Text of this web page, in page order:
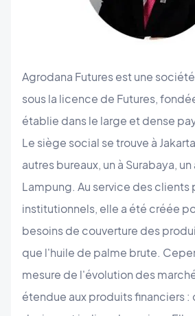
Agrodana Futures est une
sous la licence de Futures,
établie dans le large et dense
Le siège social se trouve à
autres bureaux, un à Surabaya,
Lampung. Au service des clients
institutionnels, elle a été créée
besoins de couverture des
que l'huile de palme brute.
mesure de l'évolution des
étendue aux produits financiers :